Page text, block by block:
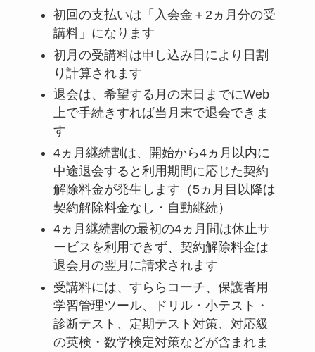
初回の支払いは「入会金＋2ヵ月分の受
講料」になります
初月の受講料は申し込み日により日割
り計算されます
退会は、希望する月の末日までにWeb
上で手続きすれば当月末で退会できま
す
4ヵ月継続割は、開始から4ヵ月以内に
中途退会すると利用期間に応じた契約
解除料金が発生します（5ヵ月目以降は
契約解除料金なし・自動継続）
4ヵ月継続割の最初の4ヵ月間は休止サ
ービスを利用できず、契約解除料金は
退会月の翌月に請求されます
受講料には、すららコーチ、保護者用
学習管理ツール、ドリル・小テスト・
診断テスト、定期テスト対策、対応級
の英検・数学検定対策などが含まれま